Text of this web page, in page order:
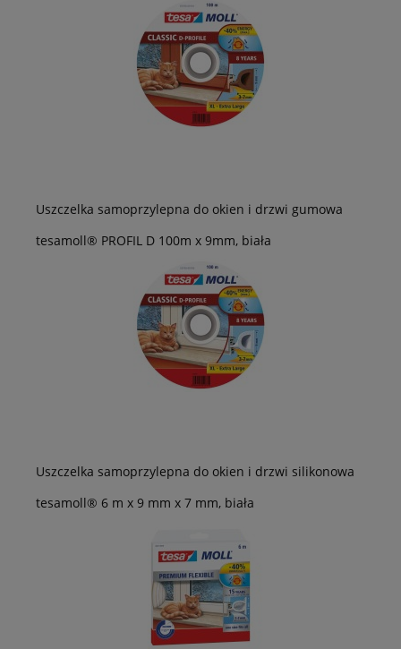
Uszczelka samoprzylepna do okien i drzwi gumowa
tesamoll® PROFIL D 100m x 9mm, biała
Uszczelka samoprzylepna do okien i drzwi silikonowa
tesamoll® 6 m x 9 mm x 7 mm, biała